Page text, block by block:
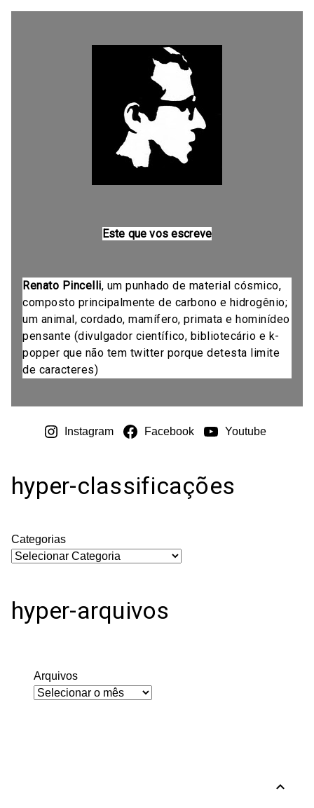
Este que vos escreve
Renato Pincelli, um punhado de material cósmico,
composto principalmente de carbono e hidrogênio;
um animal, cordado, mamífero, primata e hominídeo
pensante (divulgador científico, bibliotecário e k-
popper que não tem twitter porque detesta limite
de caracteres)
Instagram Facebook Youtube
hyper-classificações
Categorias
hyper-arquivos
Arquivos
expand_less